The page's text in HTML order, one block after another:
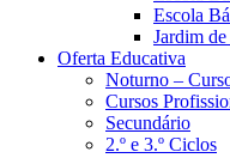
Escola
Jardim
Oferta Educativa
Noturno –
Cursos
Secundário
2.º e 3.º Ciclos